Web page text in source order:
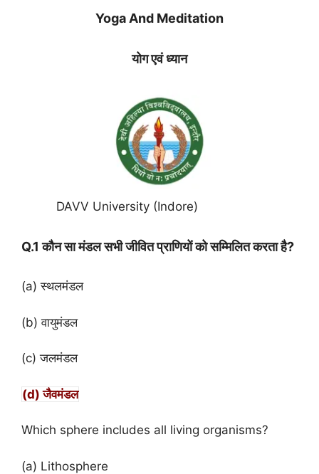
Yoga And Meditation
योग एवं ध्यान
DAVV University (Indore)
Q.1 कौन सा मंडल सभी जीवित प्राणियों को सम्मिलित करता है?
(a) स्थलमंडल
(b) वायुमंडल
(c) जलमंडल
(d) जैवमंडल
Which sphere includes all living organisms?
(a) Lithosphere